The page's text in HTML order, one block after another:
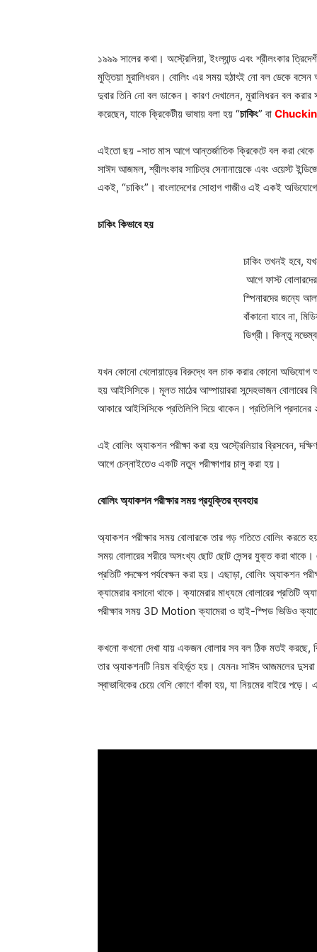
১৯৯৯ সালের কথা। অস্ট্রেলিয়া, ইংল্যান্ড এবং শ্রীলংকার
মুত্তিয়া মুরালিধরন। বোলিং এর সময় হঠাৎই নো বল ডেকে
দুবার তিনি নো বল ডাকেন। কারণ দেখালেন, মুরালিধরন বল করার
করেছেন, যাকে ক্রিকেটীয় ভাষায় বলা হয় “চাকিং” বা
এইতো ছয় -সাত মাস আগে আন্তর্জাতিক ক্রিকেটে বল করা থেকে
সাঈদ আজমল, শ্রীলংকার সাচিত্র সেনানায়েকে এবং ওয়েস্ট
একই, “চাকিং”। বাংলাদেশের সোহাগ গাজীও এই একই
চাকিং কিভাবে হয়
চাকিং তখনই হবে,
আগে ফাস্ট
স্পিনারদের জন্যে
বাঁকানো যাবে না,
ডিগ্রী। কিন্তু
যখন কোনো খেলোয়াড়ের বিরুদ্ধে বল চাক করার কোনো অভিযোগ
হয় আইসিসিকে। মূলত মাঠের আম্পায়াররা সন্দেহভাজন বোলারের
আকারে আইসিসিকে প্রতিলিপি দিয়ে থাকেন। প্রতিলিপি
এই বোলিং অ্যাকশন পরীক্ষা করা হয় অস্ট্রেলিয়ার ব্রিসবেন,
আগে চেন্নাইতেও একটি নতুন পরীক্ষাগার চালু করা হয়।
বোলিংঅ্যাকশন পরীক্ষার সময় প্রযুক্তির ব্যবহার
অ্যাকশন পরীক্ষার সময় বোলারকে তার গড় গতিতে বোলিং
সময় বোলারের শরীরে অসংখ্য ছোট ছোট সেন্সর যুক্ত করা থাকে।
প্রতিটি পদক্ষেপ পর্যবেক্ষন করা হয়। এছাড়া, বোলিং অ্যাকশন
ক্যামেরার বসানো থাকে। ক্যামেরার মাধ্যমে বোলারের প্রতিটি
পরীক্ষার সময় 3D Motion ক্যামেরা ও হাই-স্পিড ভিডিও
কখনো কখনো দেখা যায় একজন বোলার সব বল ঠিক মতই করছে,
তার অ্যাকশনটি নিয়ম বহির্ভূত হয়। যেমনঃ সাঈদ আজমলের
স্বাভাবিকের চেয়ে বেশি কোণে বাঁকা হয়, যা নিয়মের বাইরে